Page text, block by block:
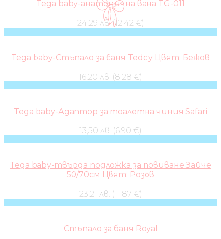
Tega baby-анатомична вана TG-011
24,29 лв. (12.42 €)
Tega baby-Стъпало за баня Teddy Цвят: Бежов
16,20 лв. (8.28 €)
Tega baby-Адаптор за тоалетна чиния Safari
13,50 лв. (6.90 €)
Tega baby-твърда подложка за повиване Зайче
50/70см Цвят: Розов
23,21 лв. (11.87 €)
Стъпало за баня Royal